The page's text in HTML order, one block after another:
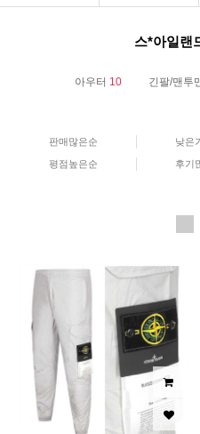
스*아일랜
아우터 10 긴팔/맨투
판매많은순 낮은
평점높은순 후기